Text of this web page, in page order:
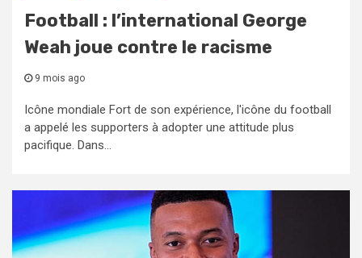
Football : l’international George
Weah joue contre le racisme
9 mois ago
Icône mondiale Fort de son expérience, l'icône du football
a appelé les supporters à adopter une attitude plus
pacifique. Dans...